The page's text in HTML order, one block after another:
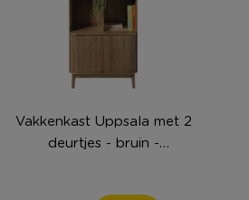
Vakkenkast Uppsala met 2
deurtjes - bruin -